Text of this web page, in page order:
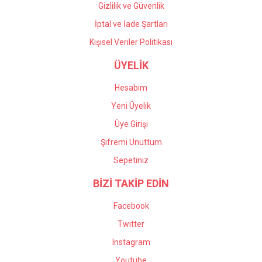
Gizlilik ve Güvenlik
İptal ve İade Şartları
Kişisel Veriler Politikası
ÜYELİK
Hesabım
Yeni Üyelik
Üye Girişi
Şifremi Unuttum
Sepetiniz
BİZİ TAKİP EDİN
Facebook
Twitter
Instagram